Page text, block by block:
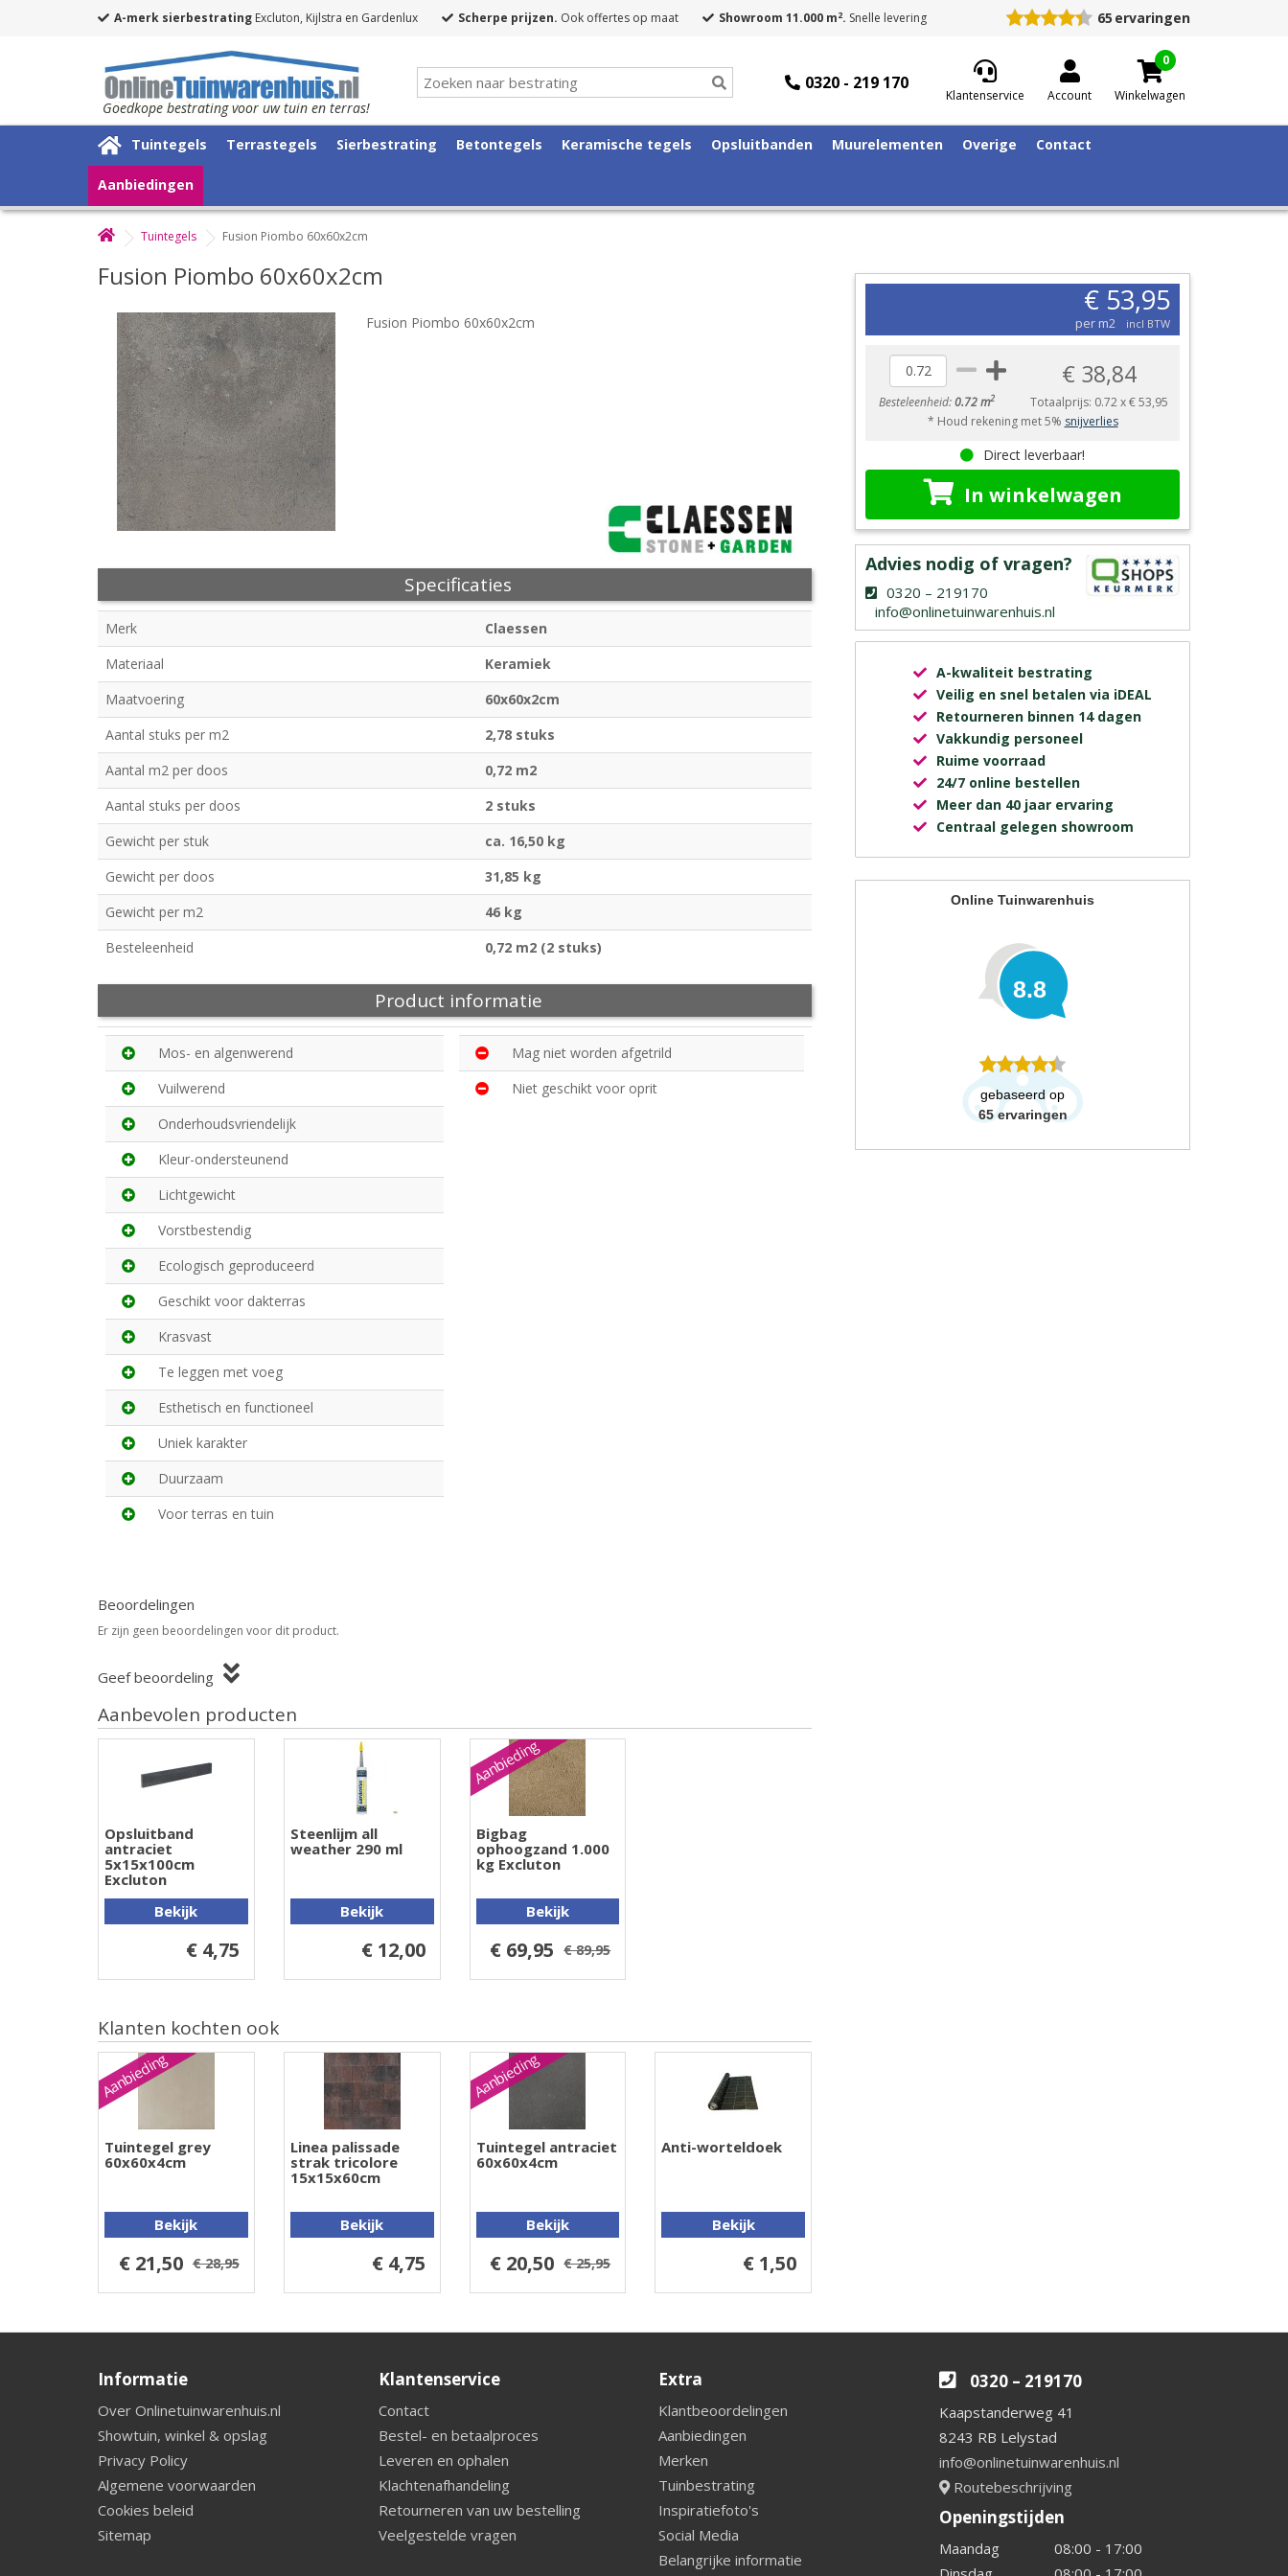
A-merk sierbestrating Excluton, Kijlstra en Gardenlux Scherpe prijzen. Ook offertes op maat Showroom 11.000 m2. Snelle levering 65 ervaringen
Goedkope bestrating voor uw tuin en terras!
0320 - 219 170
Klantenservice Account
0
Winkelwagen
Tuintegels Terrastegels Sierbestrating Betontegels Keramische tegels Opsluitbanden Muurelementen Overige Contact
Aanbiedingen
Tuintegels Fusion Piombo 60x60x2cm
Fusion Piombo 60x60x2cm
Fusion Piombo 60x60x2cm
Specificaties
Merk
Claessen
Materiaal
Keramiek
Maatvoering
60x60x2cm
Aantal stuks per m2
2,78 stuks
Aantal m2 per doos
0,72 m2
Aantal stuks per doos
2 stuks
Gewicht per stuk
ca. 16,50 kg
Gewicht per doos
31,85 kg
Gewicht per m2
46 kg
Besteleenheid
0,72 m2 (2 stuks)
Product informatie
Mos- en algenwerend
Vuilwerend
Onderhoudsvriendelijk
Kleur-ondersteunend
Lichtgewicht
Vorstbestendig
Ecologisch geproduceerd
Geschikt voor dakterras
Krasvast
Te leggen met voeg
Esthetisch en functioneel
Uniek karakter
Duurzaam
Voor terras en tuin
Mag niet worden afgetrild
Niet geschikt voor oprit
Beoordelingen
Er zijn geen beoordelingen voor dit product.
Geef beoordeling
Aanbevolen producten
Opsluitband
antraciet
5x15x100cm
Excluton
Bekijk
€ 4,75
Steenlijm all
weather 290 ml
Bekijk
€ 12,00
Aanbieding
Bigbag
ophoogzand 1.000
kg Excluton
Bekijk
€ 69,95 € 89,95
Klanten kochten ook
Aanbieding
Tuintegel grey
60x60x4cm
Bekijk
€ 21,50 € 28,95
Linea palissade
strak tricolore
15x15x60cm
Bekijk
€ 4,75
Aanbieding
Tuintegel antraciet
60x60x4cm
Bekijk
€ 20,50 € 25,95
Anti-worteldoek
Bekijk
€ 1,50
€ 53,95
per m2 incl BTW
Besteleenheid:0.72 m2
€ 38,84
Totaalprijs: 0.72x€ 53,95
* Houd rekening met 5% snijverlies
Direct leverbaar!
In winkelwagen
Advies nodig of vragen?
0320 – 219170
info@onlinetuinwarenhuis.nl
A-kwaliteit bestrating
Veilig en snel betalen via iDEAL
Retourneren binnen 14 dagen
Vakkundig personeel
Ruime voorraad
24/7 online bestellen
Meer dan 40 jaar ervaring
Centraal gelegen showroom
Online Tuinwarenhuis
8.8
gebaseerd op
65 ervaringen
Informatie
Over Onlinetuinwarenhuis.nl
Showtuin, winkel & opslag
Privacy Policy
Algemene voorwaarden
Cookies beleid
Sitemap
Klantenservice
Contact
Bestel- en betaalproces
Leveren en ophalen
Klachtenafhandeling
Retourneren van uw bestelling
Veelgestelde vragen
Extra
Klantbeoordelingen
Aanbiedingen
Merken
Tuinbestrating
Inspiratiefoto's
Social Media
Belangrijke informatie
0320 – 219170
Kaapstanderweg 41
8243 RB Lelystad
info@onlinetuinwarenhuis.nl
Routebeschrijving
Openingstijden
Maandag
08:00 - 17:00